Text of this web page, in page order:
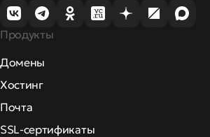
Продукты
Домены
Хостинг
Почта
SSL-сертификаты